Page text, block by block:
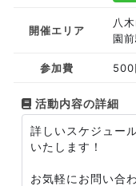
開催エリア
八
園
参加費 500
活動内容の詳細
詳しいスケジュー
いたします！
お気軽にお問い合